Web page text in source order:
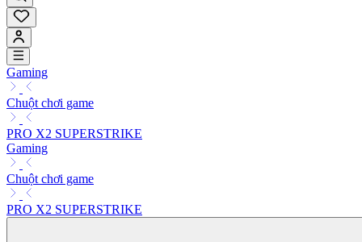
Gaming
Chuột chơi game
PRO X2 SUPERSTRIKE
Gaming
Chuột chơi game
PRO X2 SUPERSTRIKE